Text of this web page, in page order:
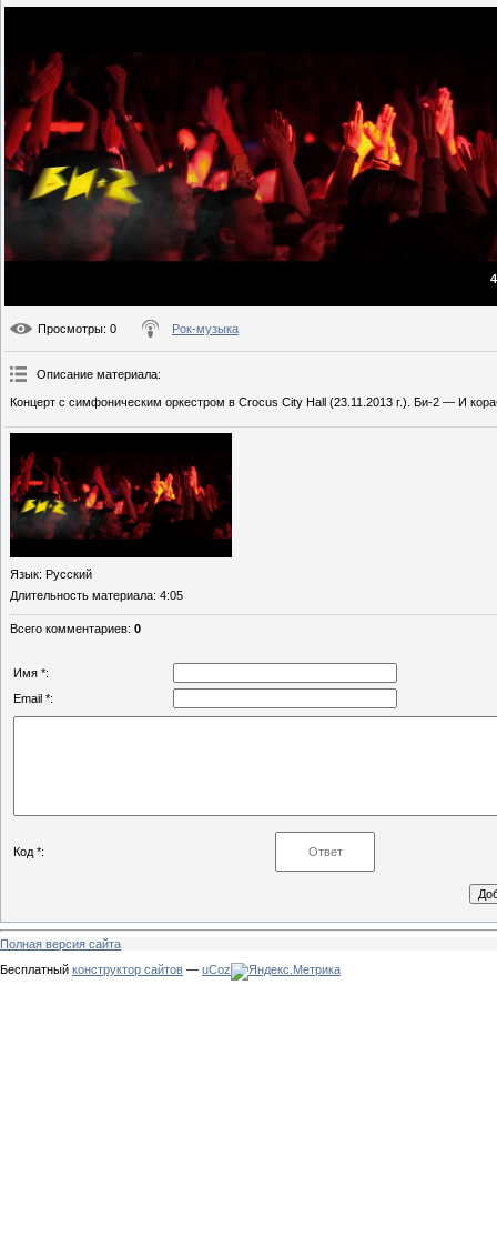
Просмотры: 0 Рок-музыка
Описание материала:
Концерт с симфоническим оркестром в Crocus City Hall (23.11.2013 г.). Би-2 — И
Язык: Русский
Длительность материала: 4:05
Всего комментариев: 0
Имя *:
Email *:
Код *:
Полная версия сайта
Бесплатный конструктор сайтов — uCoz